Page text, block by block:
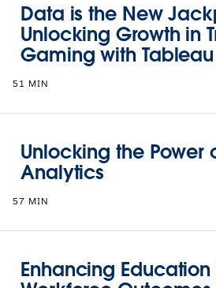
Data is the New
Unlocking Growth in
Gaming with Tableau
51 MIN
Unlocking the Power
Analytics
57 MIN
Enhancing Education